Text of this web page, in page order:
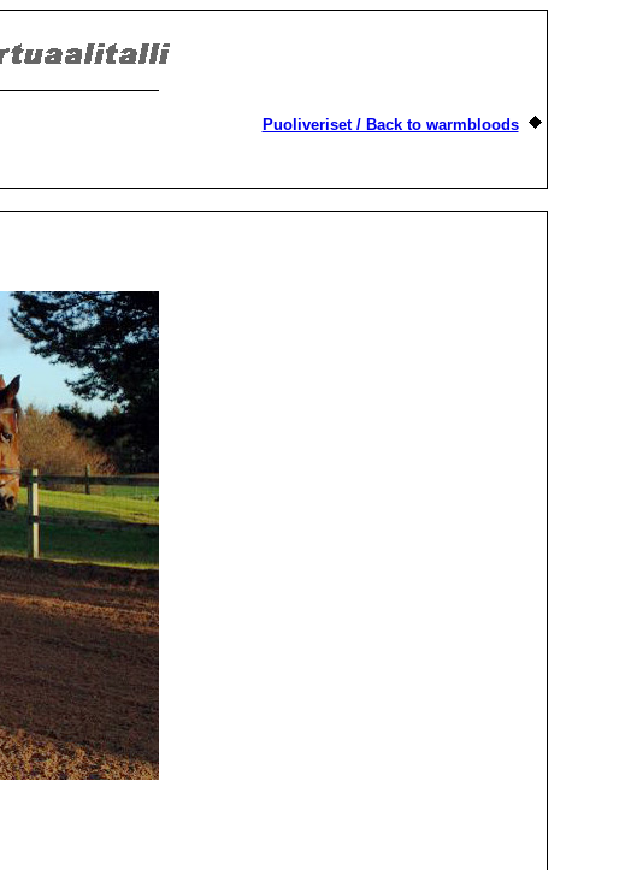
Puoliveriset / Back to warmbloods